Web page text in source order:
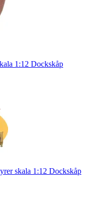
1:12 Dockskåp
skala 1:12 Dockskåp